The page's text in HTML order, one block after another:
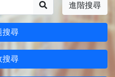
進階搜尋
搜尋
搜尋